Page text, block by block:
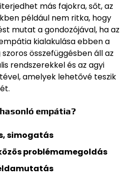
más fajokra, sőt, az
például nem ritka, hogy
mutat a gondozójával, ha az
kialakulása ebben a
összefüggésben áll az
rendszerekkel és az agyi
amelyek lehetővé teszik
empátia?
simogatás
problémamegoldás